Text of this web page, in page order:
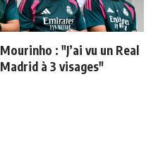
Mourinho : "J’ai vu un Real
Madrid à 3 visages"